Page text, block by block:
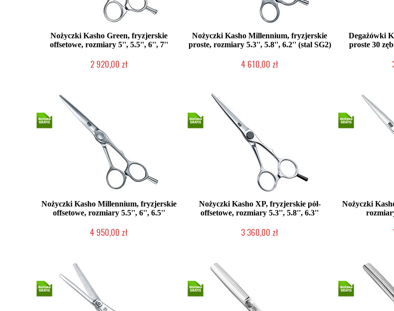
Nożyczki Kasho Green, fryzjerskie
offsetowe, rozmiary 5'', 5.5'', 6'', 7''
2 920,00 zł
Nożyczki Kasho Millennium, fryzjerskie
proste, rozmiary 5.3'', 5.8'', 6.2'' (stal SG2)
4 610,00 zł
Degażówki
proste 30
Nożyczki Kasho Millennium, fryzjerskie
offsetowe, rozmiary 5.5'', 6'', 6.5''
4 950,00 zł
Nożyczki Kasho XP, fryzjerskie pół-
offsetowe, rozmiary 5.3'', 5.8'', 6.3''
3 360,00 zł
Nożyczki